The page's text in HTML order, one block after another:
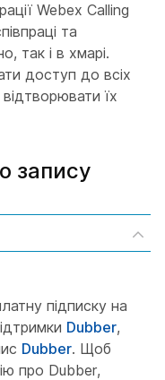
Webex Calling
та
так і в хмарі.
доступ до всіх
їх
запису
підписку на
Dubber,
Dubber. Щоб
про Dubber,